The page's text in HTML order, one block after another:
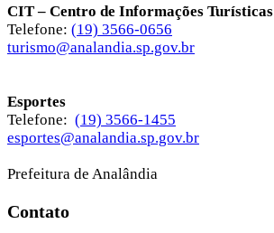
CIT – Centro de Informações Turísticas
Telefone: (19) 3566-0656
turismo@analandia.sp.gov.br
Esportes
Telefone: (19) 3566-1455
esportes@analandia.sp.gov.br
Prefeitura de Analândia
Contato